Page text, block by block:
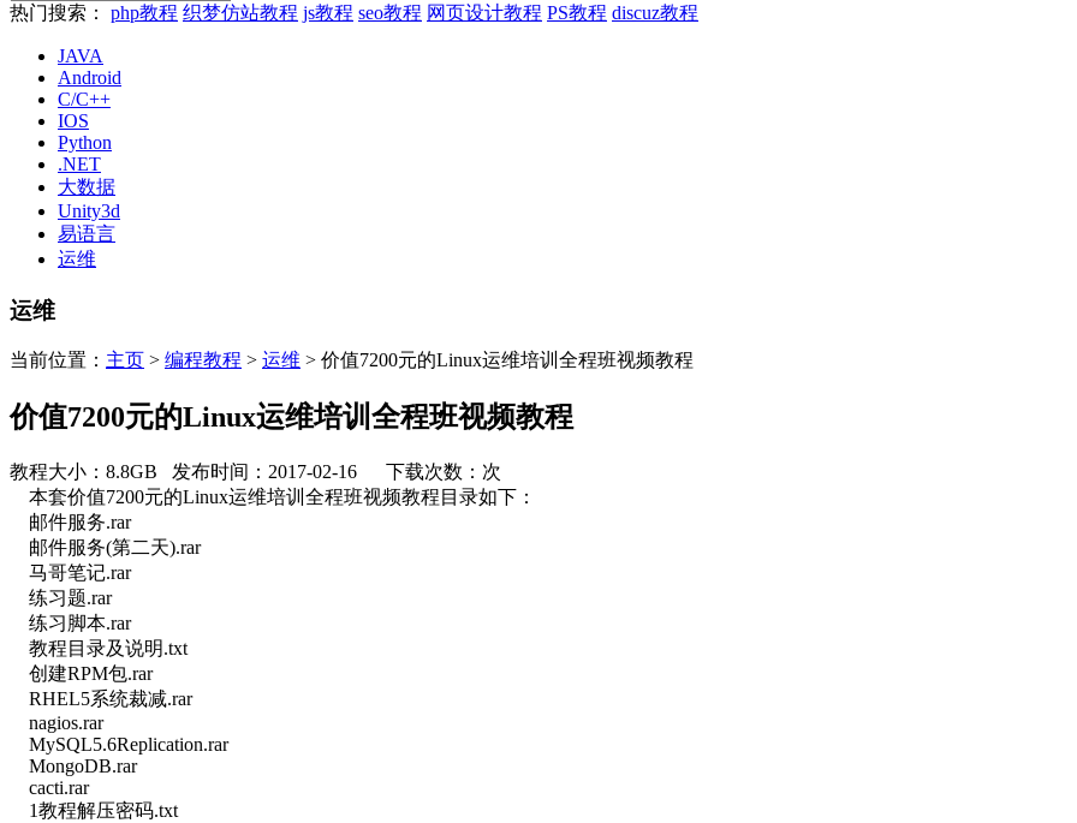
热门搜索： php教程 织梦仿站教程 js教程 seo教程 网页设计教程 PS教程 discuz教程
JAVA
Android
C/C++
IOS
Python
.NET
大数据
Unity3d
易语言
运维
运维
当前位置： 主页 > 编程教程 > 运维 > 价值7200元的Linux运维培训全程班视频教程
价值7200元的Linux运维培训全程班视频教程
教程大小：8.8GB 发布时间：2017-02-16 下载次数： 次
本套价值7200元的Linux运维培训全程班视频教程目录如下：
邮件服务.rar
邮件服务(第二天).rar
马哥笔记.rar
练习题.rar
练习脚本.rar
教程目录及说明.txt
创建RPM包.rar
RHEL5系统裁减.rar
nagios.rar
MySQL5.6Replication.rar
MongoDB.rar
cacti.rar
1教程解压密码.txt